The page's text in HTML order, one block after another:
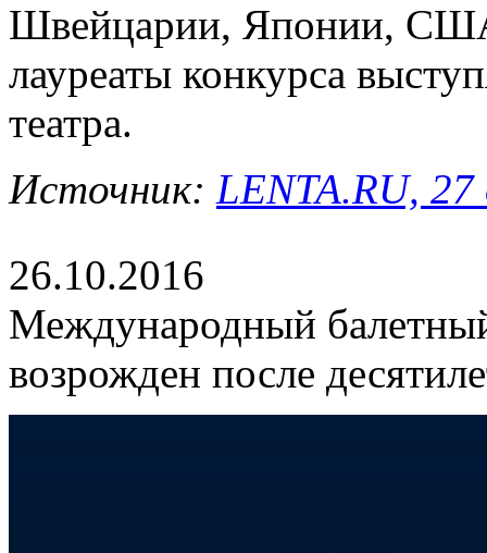
Швейцарии, Японии,
лауреаты конкурса
театра.
Источник: LENTA.RU, 27
26.10.2016
Международный
возрожден после